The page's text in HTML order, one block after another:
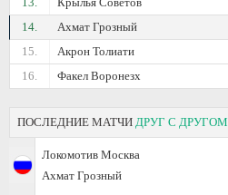
14.
Ахмат Грозный
15.
Акрон Толиати
16.
Факел Воронезх
ПОСЛЕДНИЕ МАТЧИ ДРУГ С ДРУГОМ
Локомотив Москва
Ахмат Грозный